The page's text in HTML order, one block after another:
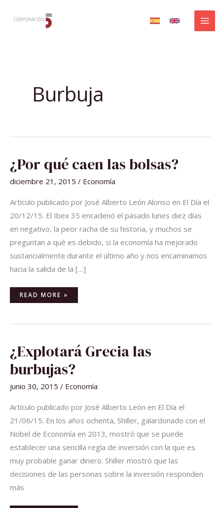
Burbuja
¿Por qué caen las bolsas?
diciembre 21, 2015 / Economía
Artículo publicado por José Alberto León Alonso en El Día el
20/12/15. El Ibex 35 encadenó el pasado lunes diez días
en negativo, la peor racha de su historia, y muchos se
preguntan a qué es debido, si la economía ha mejorado
sustancialmente durante el último año y nos encaminamos
hacia la salida de la […]
¿POR
QUÉ
CAEN
BOLSAS?
READ MORE »
¿Explotará Grecia las
burbujas?
junio 30, 2015 / Economía
Artículo publicado por José Alberto León en El Día el
21/06/15. En los años ochenta, Shiller, galardonado con el
Nobel de Economía en 2013, mostró que se puede
establecer una sencilla regla de inversión con la que es
muy probable ganar dinero. Shiller mostró que las
decisiones de las personas sobre la inversión responden
más
¿EXPLOTARÁ
GRECIA
LAS
BURBUJAS?